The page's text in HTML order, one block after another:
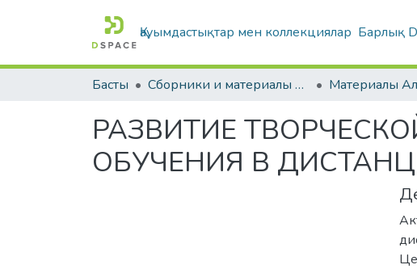
Қауымдастықтар мен коллекциялар Барлық
Басты Сборники и материалы конференций
РАЗВИТИЕ
ОБУЧЕНИЯ В